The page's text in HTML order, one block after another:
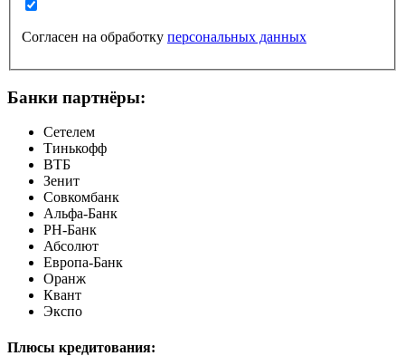
Согласен на обработку персональных данных
Банки партнёры:
Сетелем
Тинькофф
ВТБ
Зенит
Совкомбанк
Альфа-Банк
РН-Банк
Абсолют
Европа-Банк
Оранж
Квант
Экспо
Плюсы кредитования: